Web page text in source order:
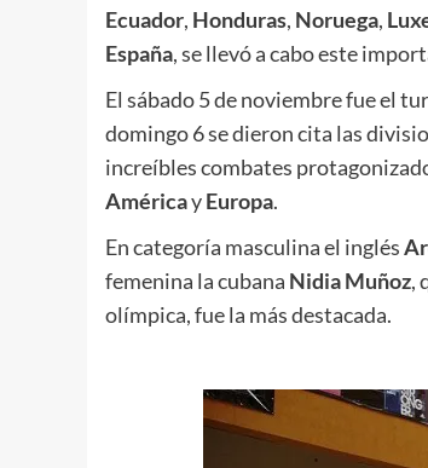
Ecuador, Honduras, Noruega,
España, se llevó a cabo este
El sábado 5 de noviembre fue el
domingo 6 se dieron cita las
increíbles combates
AméricayEuropa.
En categoría masculina el inglés
femenina la cubana Nidia Muñoz,
olímpica, fue la más destacada.